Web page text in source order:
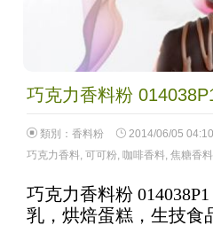
巧克力香料粉
類別： 香料粉 2014/06/05
巧克力香料, 可可粉, 咖啡香料, 焦糖香料
巧克力香料粉
乳，烘焙蛋糕，生技食